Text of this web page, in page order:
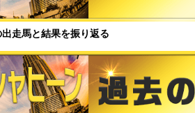
走馬と結果を振り返る